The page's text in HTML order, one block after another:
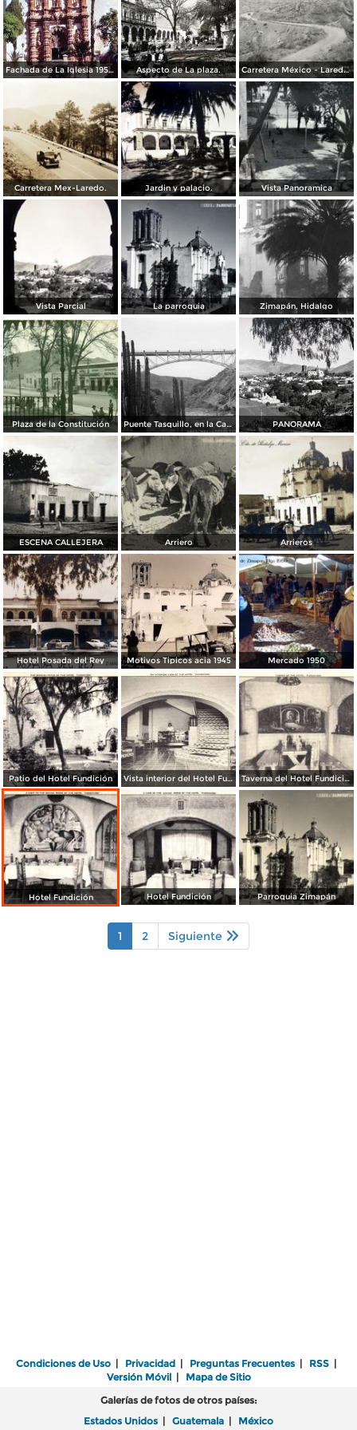
Fachada de La Iglesia 1950. Aspecto de La plaza. Carretera México - Laredo, tramo La Tranca
Carretera Mex-Laredo. Jardin y palacio. Vista Panoramica
Vista Parcial La parroquia Zimapán, Hidalgo
Plaza de la Constitución Puente Tasquillo, en la Carretera México a Laredo PANORAMA
ESCENA CALLEJERA Arriero Arrieros
Hotel Posada del Rey Motivos Tipicos acia 1945 Mercado 1950
Patio del Hotel Fundición Vista interior del Hotel Fundición Taverna del Hotel Fundición
Hotel Fundición Hotel Fundición Parroquia Zimapán
1 2 Siguiente
Condiciones de Uso | Privacidad | Preguntas Frecuentes | RSS |
Versión Móvil| Mapa de Sitio
Galerías de fotos de otros países:
Estados Unidos | Guatemala | México